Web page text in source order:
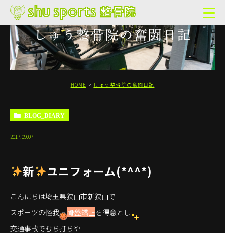
しゅう整骨院の奮闘日記
HOME しゅう整骨院の奮闘日記
BLOG_DIARY
2017.09.07
新 ユニフォーム(*^^*)
こんにちは埼玉県狭山市新狭山で
スポーツの怪我
骨盤矯正を得意とし
交通事故でむち打ちや